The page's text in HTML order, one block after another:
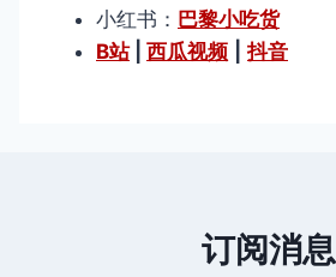
小红书： 巴黎小吃货
B站| 西瓜视频 抖音
订阅消息